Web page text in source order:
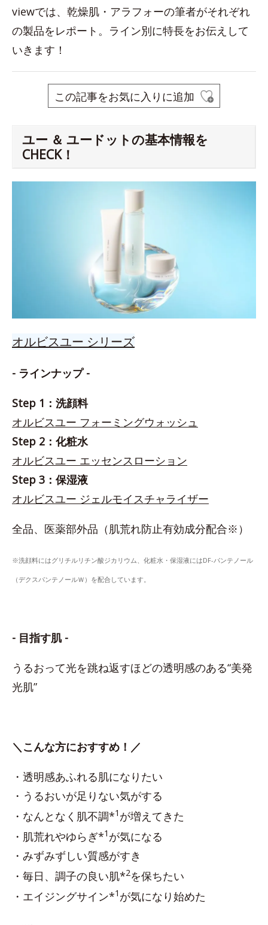
viewでは、乾燥肌・アラフォーの筆者がそれぞれ
の製品をレポート。ライン別に特長をお伝えして
いきます！
この記事をお気に入りに追加
ユー ＆ ユードットの基本情報を
CHECK！
オルビスユー シリーズ
- ラインナップ -
Step 1：洗顔料
オルビスユー フォーミングウォッシュ
Step 2：化粧水
オルビスユー エッセンスローション
Step 3：保湿液
オルビスユー ジェルモイスチャライザー
全品、医薬部外品（肌荒れ防止有効成分配合※）
※洗顔料にはグリチルリチン酸ジカリウム、化粧水・保湿液にはDF-パンテノール
（デクスパンテノールＷ）を配合しています。
- 目指す肌 -
うるおって光を跳ね返すほどの透明感のある“美発
光肌”
＼こんな方におすすめ！／
・透明感あふれる肌になりたい
・うるおいが足りない気がする
・なんとなく肌不調*1 が増えてきた
・肌荒れやゆらぎ*1 が気になる
・みずみずしい質感がすき
・毎日、調子の良い肌*2を保ちたい
・エイジングサイン*1 が気になり始めた